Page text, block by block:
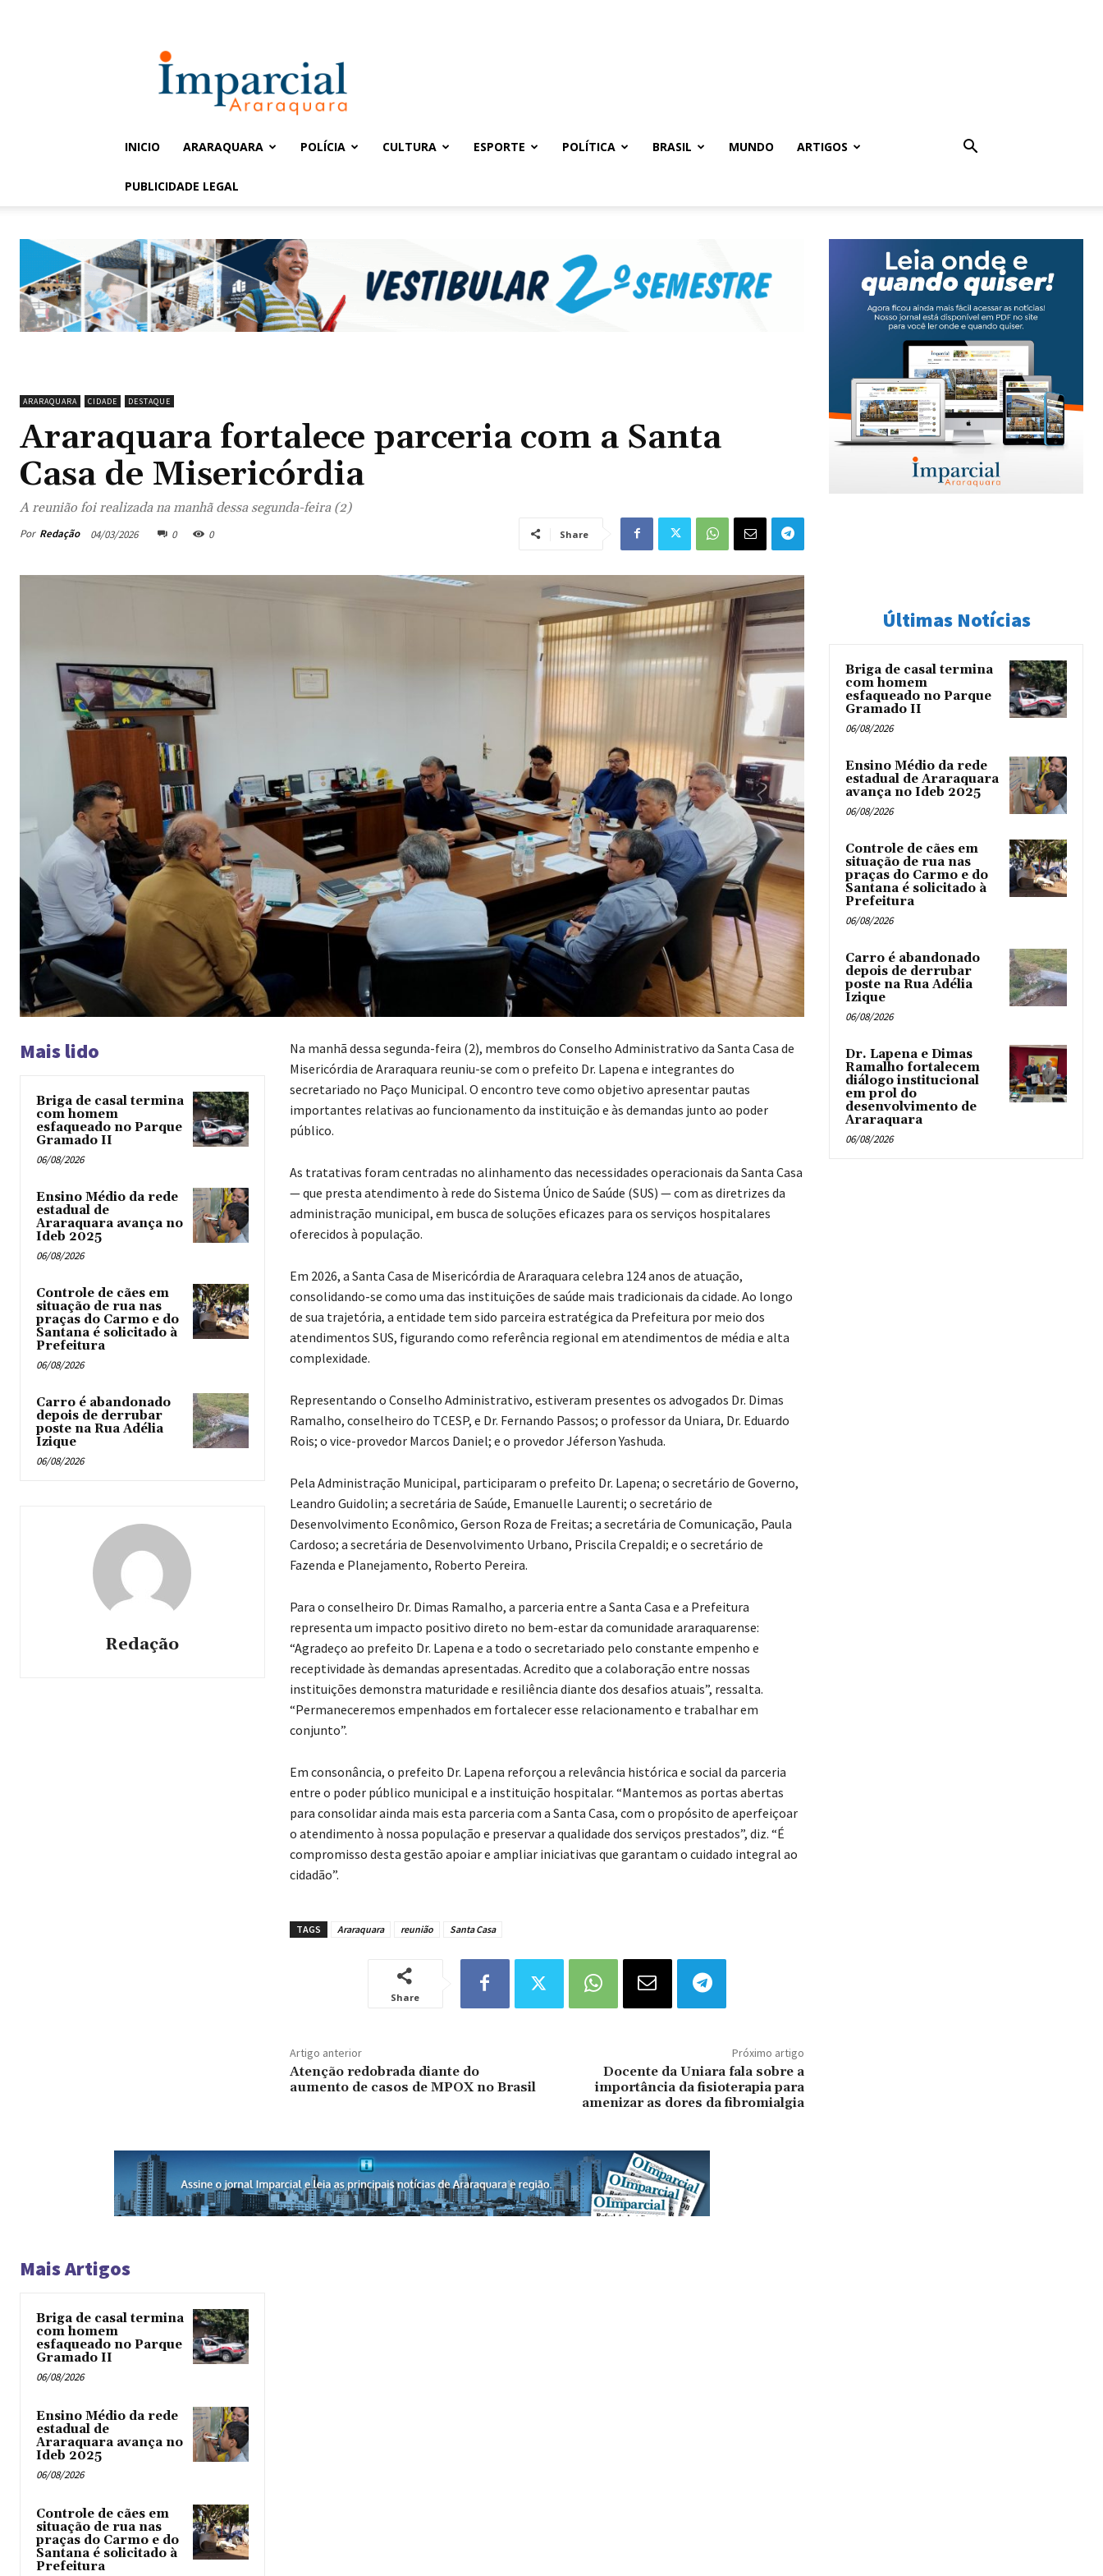
Imparcial
INICIO ARARAQUARA POLÍCIA CULTURA ESPORTE POLÍTICA BRASIL MUNDO ARTIGOS
PUBLICIDADE LEGAL
ARARAQUARA CIDADE DESTAQUE
Araraquara fortalece parceria com a Santa
Casa de Misericórdia
A reunião foi realizada na manhã dessa segunda-feira (2)
Por Redação 04/03/2026 0 0 Share
Mais lido
Briga de casal termina
com homem
esfaqueado no Parque
Gramado II
06/08/2026
Ensino Médio da rede
estadual de
Araraquara avança no
Ideb 2025
06/08/2026
Controle de cães em
situação de rua nas
praças do Carmo e do
Santana é solicitado à
Prefeitura
06/08/2026
Carro é abandonado
depois de derrubar
poste na Rua Adélia
Izique
06/08/2026
Redação
Na manhã dessa segunda-feira (2), membros do Conselho Administrativo da Santa Casa de
Misericórdia de Araraquara reuniu-se com o prefeito Dr. Lapena e integrantes do
secretariado no Paço Municipal. O encontro teve como objetivo apresentar pautas
importantes relativas ao funcionamento da instituição e às demandas junto ao poder
público.
As tratativas foram centradas no alinhamento das necessidades operacionais da Santa Casa
— que presta atendimento à rede do Sistema Único de Saúde (SUS) — com as diretrizes da
administração municipal, em busca de soluções eficazes para os serviços hospitalares
oferecidos à população.
Em 2026, a Santa Casa de Misericórdia de Araraquara celebra 124 anos de atuação,
consolidando-se como uma das instituições de saúde mais tradicionais da cidade. Ao longo
de sua trajetória, a entidade tem sido parceira estratégica da Prefeitura por meio dos
atendimentos SUS, figurando como referência regional em atendimentos de média e alta
complexidade.
Representando o Conselho Administrativo, estiveram presentes os advogados Dr. Dimas
Ramalho, conselheiro do TCESP, e Dr. Fernando Passos; o professor da Uniara, Dr. Eduardo
Rois; o vice-provedor Marcos Daniel; e o provedor Jéferson Yashuda.
Pela Administração Municipal, participaram o prefeito Dr. Lapena; o secretário de Governo,
Leandro Guidolin; a secretária de Saúde, Emanuelle Laurenti; o secretário de
Desenvolvimento Econômico, Gerson Roza de Freitas; a secretária de Comunicação, Paula
Cardoso; a secretária de Desenvolvimento Urbano, Priscila Crepaldi; e o secretário de
Fazenda e Planejamento, Roberto Pereira.
Para o conselheiro Dr. Dimas Ramalho, a parceria entre a Santa Casa e a Prefeitura
representa um impacto positivo direto no bem-estar da comunidade araraquarense:
“Agradeço ao prefeito Dr. Lapena e a todo o secretariado pelo constante empenho e
receptividade às demandas apresentadas. Acredito que a colaboração entre nossas
instituições demonstra maturidade e resiliência diante dos desafios atuais”, ressalta.
“Permaneceremos empenhados em fortalecer esse relacionamento e trabalhar em
conjunto”.
Em consonância, o prefeito Dr. Lapena reforçou a relevância histórica e social da parceria
entre o poder público municipal e a instituição hospitalar. “Mantemos as portas abertas
para consolidar ainda mais esta parceria com a Santa Casa, com o propósito de aperfeiçoar
o atendimento à nossa população e preservar a qualidade dos serviços prestados”, diz. “É
compromisso desta gestão apoiar e ampliar iniciativas que garantam o cuidado integral ao
cidadão”.
TAGS Araraquara reunião Santa Casa
Share
Artigo anterior
Atenção redobrada diante do
aumento de casos de MPOX no Brasil
Próximo artigo
Docente da Uniara fala sobre a
importância da fisioterapia para
amenizar as dores da fibromialgia
Mais Artigos
Briga de casal termina
com homem
esfaqueado no Parque
Gramado II
06/08/2026
Ensino Médio da rede
estadual de
Araraquara avança no
Ideb 2025
06/08/2026
Controle de cães em
situação de rua nas
praças do Carmo e do
Santana é solicitado à
Prefeitura
Últimas Notícias
Briga de casal termina
com homem
esfaqueado no Parque
Gramado II
06/08/2026
Ensino Médio da rede
estadual de Araraquara
avança no Ideb 2025
06/08/2026
Controle de cães em
situação de rua nas
praças do Carmo e do
Santana é solicitado à
Prefeitura
06/08/2026
Carro é abandonado
depois de derrubar
poste na Rua Adélia
Izique
06/08/2026
Dr. Lapena e Dimas
Ramalho fortalecem
diálogo institucional
em prol do
desenvolvimento de
Araraquara
06/08/2026